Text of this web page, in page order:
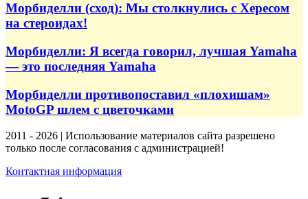
Морбиделли (сход): Мы столкнулись с Хересом
на стероидах!
Морбиделли: Я всегда говорил, лучшая Yamaha
— это последняя Yamaha
Морбиделли противопоставил «плохишам»
MotoGP шлем с цветочками
2011 - 2026 | Использование материалов сайта разрешено
только после согласования с администрацией!
Контактная информация